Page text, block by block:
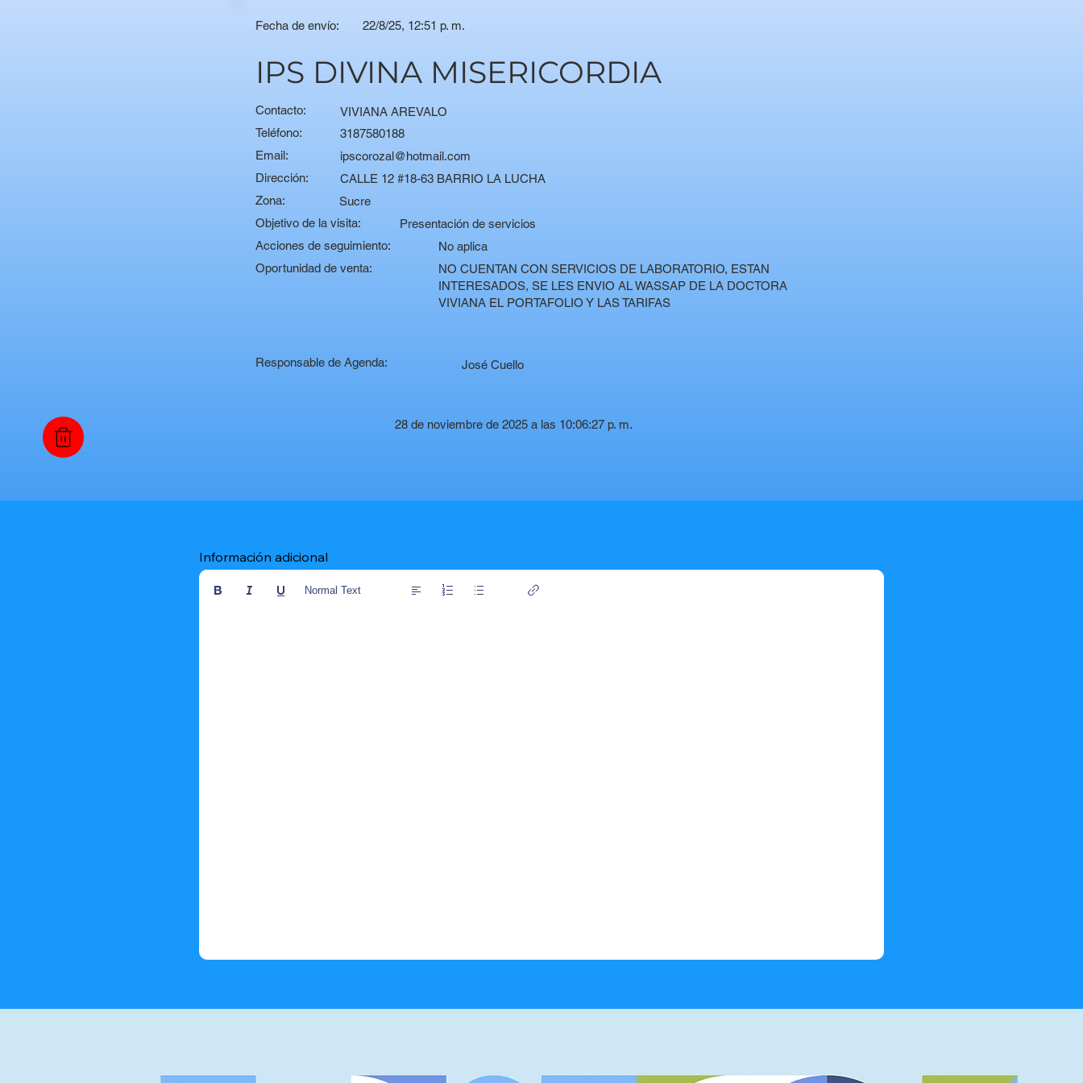
Fecha de envío: 22/8/25, 12:51 p. m.
IPS DIVINA MISERICORDIA
Contacto:
VIVIANA AREVALO
Teléfono:
3187580188
Email:
ipscorozal@hotmail.com
Dirección:
CALLE 12 #18-63 BARRIO LA LUCHA
Zona:
Sucre
Objetivo de la visita:
Presentación de servicios
Acciones de seguimiento:
No aplica
Oportunidad de venta:
NO CUENTAN CON SERVICIOS DE LABORATORIO, ESTAN
INTERESADOS, SE LES ENVIO AL WASSAP DE LA DOCTORA
VIVIANA EL PORTAFOLIO Y LAS TARIFAS
Responsable de Agenda: José Cuello
28 de noviembre de 2025 a las 10:06:27 p. m.
Información adicional
Normal Text